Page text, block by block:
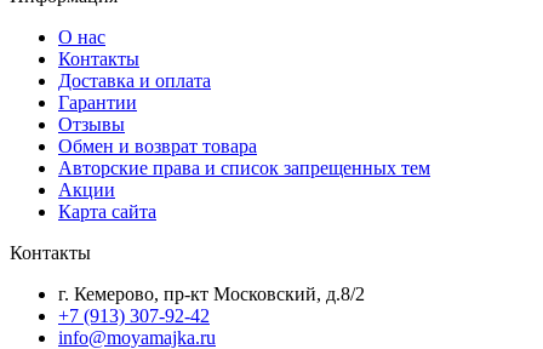
О нас
Контакты
Доставка и оплата
Гарантии
Отзывы
Обмен и возврат товара
Авторские права и список запрещенных тем
Акции
Карта сайта
Контакты
г. Кемерово, пр-кт Московский, д.8/2
+7 (913) 307-92-42
info@moyamajka.ru